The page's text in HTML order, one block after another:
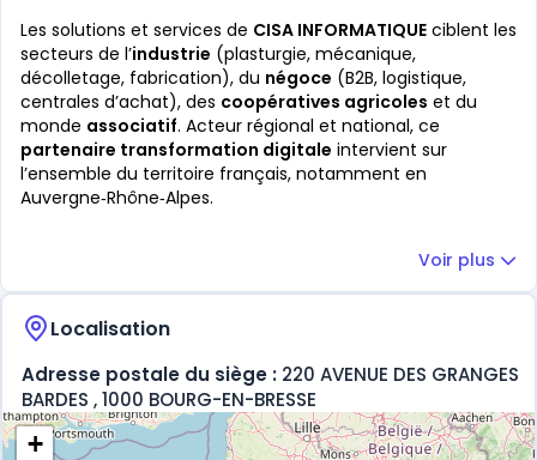
Les solutions et services de CISA INFORMATIQUE ciblent les
secteurs de l’industrie (plasturgie, mécanique,
décolletage, fabrication), du négoce (B2B, logistique,
centrales d’achat), des coopératives agricoles et du
monde associatif. Acteur régional et national, ce
partenaire transformation digitale intervient sur
l’ensemble du territoire français, notamment en
Auvergne‑Rhône‑Alpes.
Voir plus
Localisation
Adresse postale du siège : 220 AVENUE DES GRANGES
BARDES , 1000 BOURG-EN-BRESSE
+